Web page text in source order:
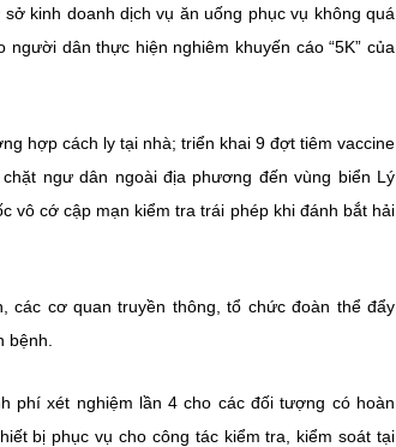
kinh doanh dịch vụ ăn uống phục vụ không quá
dân thực hiện nghiêm khuyến cáo “5K” của
hợp cách ly tại nhà; triển khai 9 đợt tiêm vaccine
ngư dân ngoài địa phương đến vùng biển Lý
vô cớ cập mạn kiểm tra trái phép khi đánh bắt hải
các cơ quan truyền thông, tổ chức đoàn thể đẩy
bệnh.
phí xét nghiệm lần 4 cho các đối tượng có hoàn
bị phục vụ cho công tác kiểm tra, kiểm soát tại